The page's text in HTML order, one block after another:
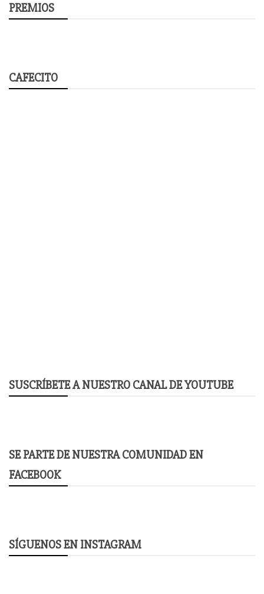
PREMIOS
CAFECITO
SUSCRÍBETE A NUESTRO CANAL DE YOUTUBE
SE PARTE DE NUESTRA COMUNIDAD EN
FACEBOOK
SÍGUENOS EN INSTAGRAM